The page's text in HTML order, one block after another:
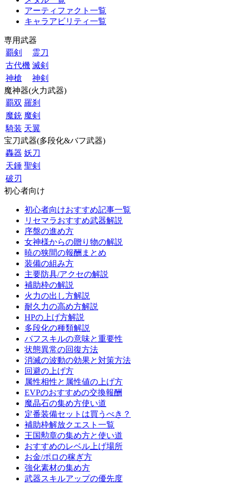
アーティファクト一覧
キャラアビリティ一覧
専用武器
覇剣
霊刀
古代機 滅剣
神槍
神剣
魔神器(火力武器)
覇双 羅刹
魔銃 魔剣
騎装 天翼
宝刀武器(多段化&バフ武器)
轟器 妖刀
天錘 聖剣
破刃
初心者向け
初心者向けおすすめ記事一覧
リセマラおすすめ武器解説
序盤の進め方
女神様からの贈り物の解説
暁の狭間の報酬まとめ
装備の組み方
主要防具/アクセの解説
補助枠の解説
火力の出し方解説
耐久力の高め方解説
HPの上げ方解説
多段化の種類解説
バフスキルの意味と重要性
状態異常の回復方法
消滅の波動の効果と対策方法
回避の上げ方
属性相性と属性値の上げ方
EVPのおすすめの交換報酬
魔晶石の集め方使い道
定番装備セットは買うべき？
補助枠解放クエスト一覧
王国勲章の集め方と使い道
おすすめのレベル上げ場所
お金/ポロの稼ぎ方
強化素材の集め方
武器スキルアップの優先度